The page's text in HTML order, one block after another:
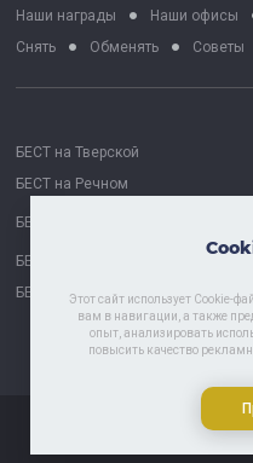
Наши награды
Наши офисы
Снять
Обменять Советы
БЕСТ на Тверской
БЕСТ на Речном
БЕСТ Москва Сити
БЕСТ на Проспекте Мира
БЕСТ-ХимкиЭтот сайт использует Cookie-
вам в навигации, а также
опыт, анализировать
повысить качество